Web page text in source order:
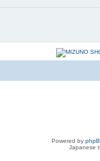
Powered by
Japanese